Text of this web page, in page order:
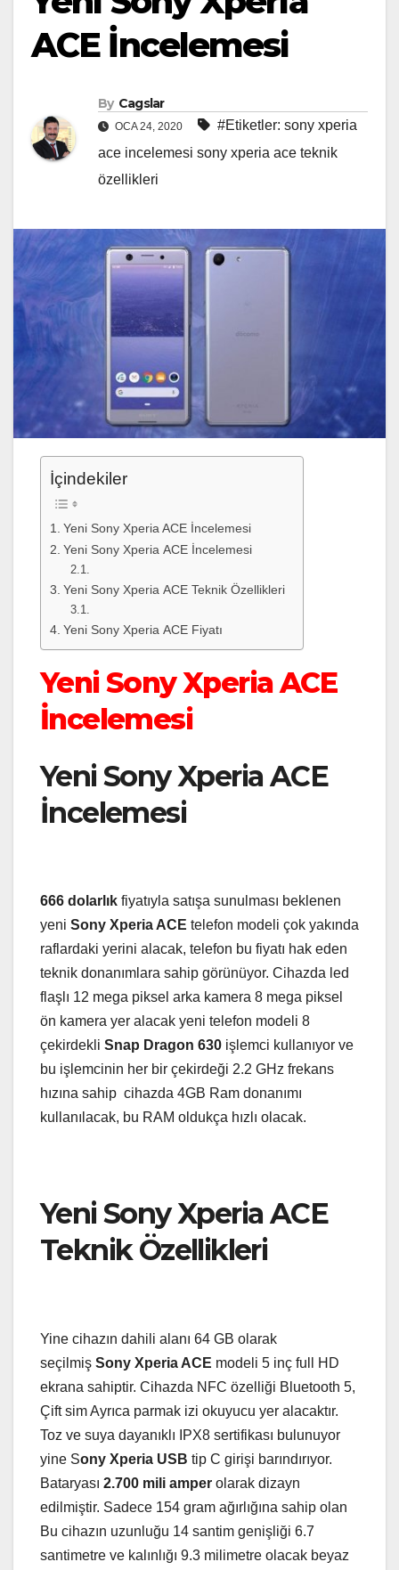
ACE İncelemesi
By Cagslar
OCA 24, 2020
#Etiketler: sony xperia
ace incelemesi sony xperia ace teknik
özellikleri
İçindekiler
Yeni Sony Xperia ACE İncelemesi
Yeni Sony Xperia ACE İncelemesi
Yeni Sony Xperia ACE Teknik Özellikleri
Yeni Sony Xperia ACE Fiyatı
Yeni Sony Xperia ACE
İncelemesi
Yeni Sony Xperia ACE
İncelemesi
666 dolarlık fiyatıyla satışa sunulması beklenen
yeni Sony Xperia ACE telefon modeli çok yakında
raflardaki yerini alacak, telefon bu fiyatı hak eden
teknik donanımlara sahip görünüyor. Cihazda led
flaşlı 12 mega piksel arka kamera 8 mega piksel
ön kamera yer alacak yeni telefon modeli 8
çekirdekli Snap Dragon 630 işlemci kullanıyor ve
bu işlemcinin her bir çekirdeği 2.2 GHz frekans
hızına sahip cihazda 4GB Ram donanımı
kullanılacak, bu RAM oldukça hızlı olacak.
Yeni Sony Xperia ACE
Teknik Özellikleri
Yine cihazın dahili alanı 64 GB olarak
seçilmiş Sony Xperia ACE modeli 5 inç full HD
ekrana sahiptir. Cihazda NFC özelliği Bluetooth 5,
Çift sim Ayrıca parmak izi okuyucu yer alacaktır.
Toz ve suya dayanıklı IPX8 sertifikası bulunuyor
yine Sony Xperia USB tip C girişi barındırıyor.
Bataryası 2.700 mili amper olarak dizayn
edilmiştir. Sadece 154 gram ağırlığına sahip olan
Bu cihazın uzunluğu 14 santim genişliği 6.7
santimetre ve kalınlığı 9.3 milimetre olacak beyaz